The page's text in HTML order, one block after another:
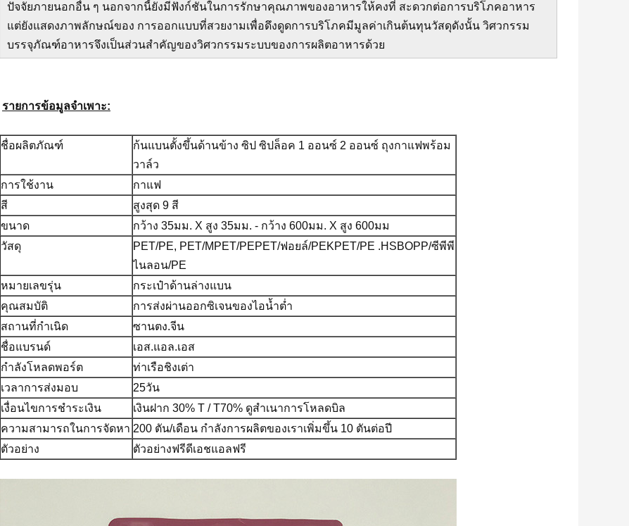
ปัจจัยภายนอกอื่น ๆ นอกจากนี้ยังมีฟังก์ชันในการรักษาคุณภาพของอาหารให้คงที่ สะดวกต่อการบริโภคอาหาร
แต่ยังแสดงภาพลักษณ์ของ การออกแบบที่สวยงามเพื่อดึงดูดการบริโภคมีมูลค่าเกินต้นทุนวัสดุดังนั้น วิศวกรรม
บรรจุภัณฑ์อาหารจึงเป็นส่วนสำคัญของวิศวกรรมระบบของการผลิตอาหารด้วย
รายการข้อมูลจำเพาะ:
ชื่อผลิตภัณฑ์
ก้นแบนตั้งขึ้นด้านข้าง ซิป ซิปล็อค 1 ออนซ์ 2 ออนซ์ ถุงกาแฟพร้อม
วาล์ว
การใช้งาน
กาแฟ
สี
สูงสุด 9 สี
ขนาด
กว้าง 35มม. X สูง 35มม. - กว้าง 600มม. X สูง 600มม
วัสดุ
PET/PE, PET/MPET/PEPET/ฟอยล์/PEKPET/PE .HSBOPP/ซีพีพี
ไนลอน/PE
หมายเลขรุ่น
กระเป๋าด้านล่างแบน
คุณสมบัติ
การส่งผ่านออกซิเจนของไอน้ำต่ำ
สถานที่กำเนิด
ซานตง.จีน
ชื่อแบรนด์
เอส.แอล.เอส
กำลังโหลดพอร์ต
ท่าเรือชิงเต่า
เวลาการส่งมอบ
25วัน
เงื่อนไขการชำระเงิน
เงินฝาก 30% T / T70% ดูสำเนาการโหลดบิล
ความสามารถในการจัดหา 200 ตัน/เดือน กำลังการผลิตของเราเพิ่มขึ้น 10 ตันต่อปี
ตัวอย่าง
ตัวอย่างฟรีดีเอชแอลฟรี